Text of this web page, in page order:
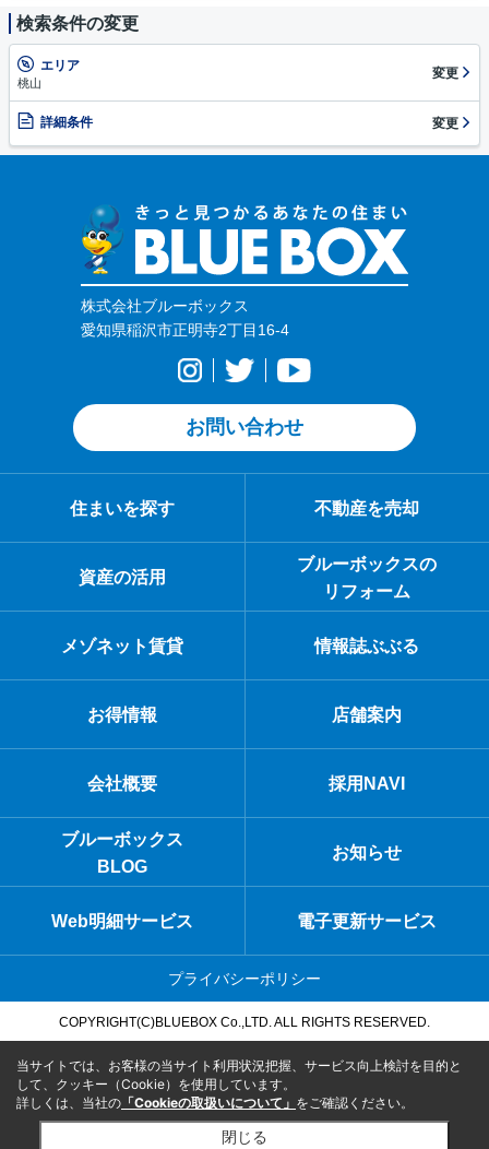
検索条件の変更
エリア
桃山
変更
詳細条件 変更
株式会社ブルーボックス
愛知県稲沢市正明寺2丁目16-4
お問い合わせ
住まいを探す 不動産を売却
資産の活用
ブルーボックスの
リフォーム
メゾネット賃貸 情報誌ぶぶる
お得情報 店舗案内
会社概要 採用NAVI
ブルーボックス
BLOG
お知らせ
Web明細サービス 電子更新サービス
プライバシーポリシー
COPYRIGHT(C)BLUEBOX Co.,LTD. ALL RIGHTS RESERVED.
当サイトでは、お客様の当サイト利用状況把握、サービス向上検討を目的と
して、クッキー（Cookie）を使用しています。
詳しくは、当社の 「Cookieの取扱いについて」 をご確認ください。
閉じる